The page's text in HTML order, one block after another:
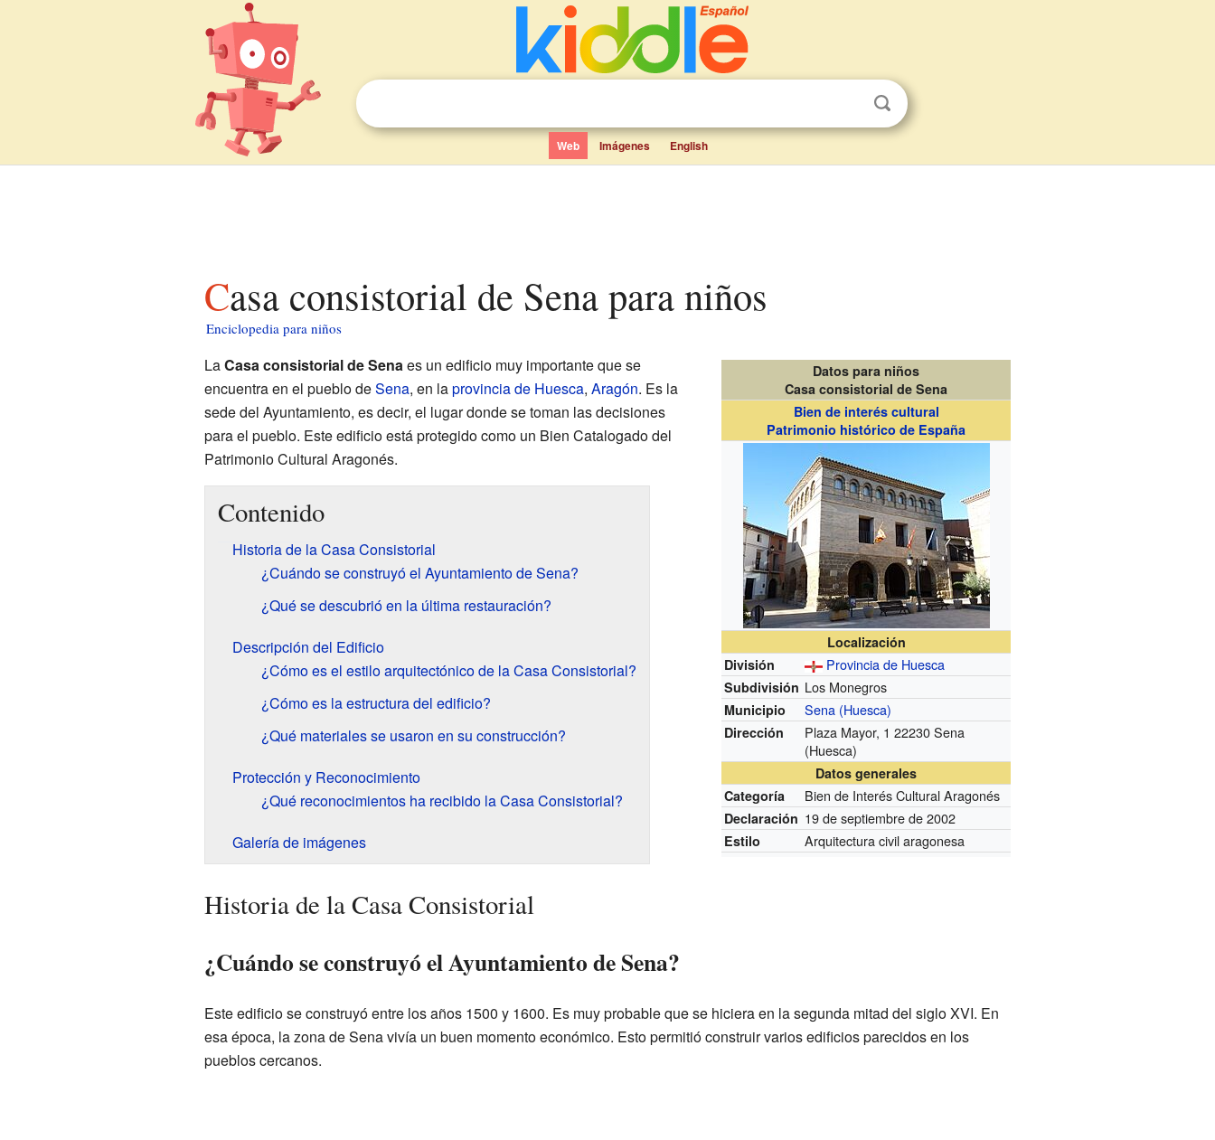
Web Imágenes English
Casa consistorial de Sena para niños
Enciclopedia para niños
Datos para niños
Casa consistorial de Sena
Bien de interés cultural
Patrimonio histórico de España
Localización
División
Provincia de Huesca
Subdivisión Los Monegros
Municipio Sena (Huesca)
Dirección
Plaza Mayor, 1 22230 Sena
(Huesca)
Datos generales
Categoría
Bien de Interés Cultural Aragonés
Declaración 19 de septiembre de 2002
Estilo Arquitectura civil aragonesa
LaCasa consistorial de Senaes un edificio muy importante que se
encuentra en el pueblo deSena, en laprovincia de Huesca, Aragón. Es la
sede del Ayuntamiento, es decir, el lugar donde se toman las decisiones
para el pueblo. Este edificio está protegido como un Bien Catalogado del
Patrimonio Cultural Aragonés.
Contenido
Historia de la Casa Consistorial
¿Cuándo se construyó el Ayuntamiento de Sena?
¿Qué se descubrió en la última restauración?
Descripción del Edificio
¿Cómo es el estilo arquitectónico de la Casa Consistorial?
¿Cómo es la estructura del edificio?
¿Qué materiales se usaron en su construcción?
Protección y Reconocimiento
¿Qué reconocimientos ha recibido la Casa Consistorial?
Galería de imágenes
Historia de la Casa Consistorial
¿Cuándo se construyó el Ayuntamiento de Sena?
Este edificio se construyó entre los años 1500 y 1600. Es muy probable que se hiciera en la segunda mitad del siglo XVI. En
esa época, la zona de Sena vivía un buen momento económico. Esto permitió construir varios edificios parecidos en los
pueblos cercanos.